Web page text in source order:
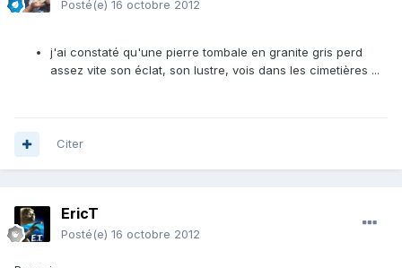
Posté(e) 16 octobre 2012
j'ai constaté qu'une pierre tombale en granite gris perd
assez vite son éclat, son lustre, vois dans les cimetières ...
Citer
EricT
Posté(e) 16 octobre 2012